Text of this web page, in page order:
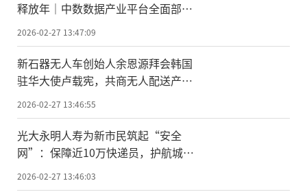
释放年｜中数数据产业平台全面部署
2026发展新蓝图
2026-02-27 13:47:09
新石器无人车创始人余恩源拜会韩国
驻华大使卢载宪，共商无人配送产业
合作新路径
2026-02-27 13:46:55
光大永明人寿为新市民筑起“安全
网”：保障近10万快递员，护航城市
奔跑者
2026-02-27 13:46:03